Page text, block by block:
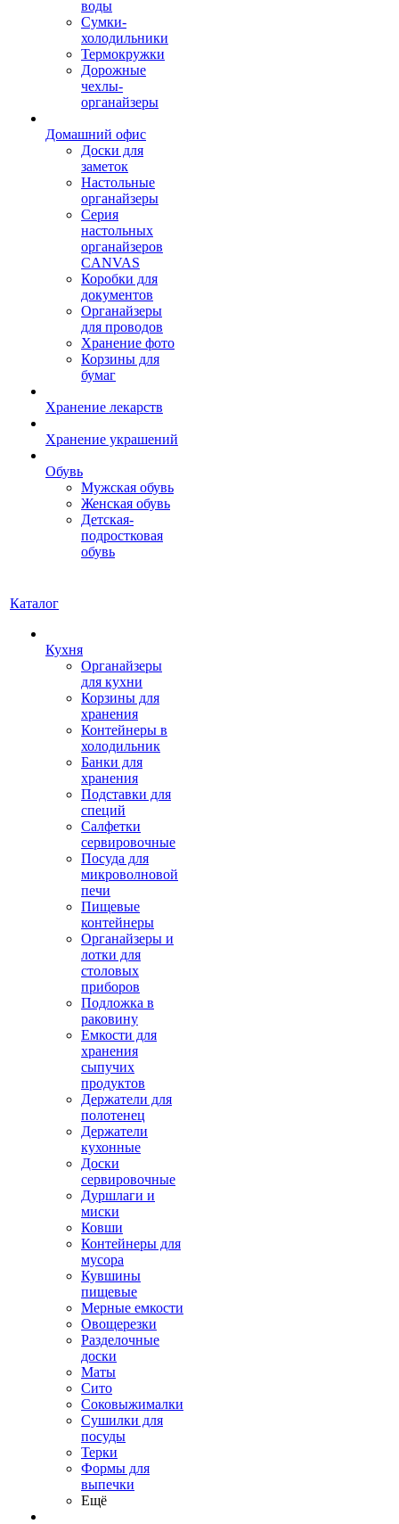
воды
Сумки-
холодильники
Термокружки
Дорожные
чехлы-
органайзеры
Домашний офис
Доски для
заметок
Настольные
органайзеры
Серия
настольных
органайзеров
CANVAS
Коробки для
документов
Органайзеры
для проводов
Хранение фото
Корзины для
бумаг
Хранение лекарств
Хранение украшений
Обувь
Мужская обувь
Женская обувь
Детская-
подростковая
обувь
Каталог
Кухня
Органайзеры
для кухни
Корзины для
хранения
Контейнеры в
холодильник
Банки для
хранения
Подставки для
специй
Салфетки
сервировочные
Посуда для
микроволновой
печи
Пищевые
контейнеры
Органайзеры и
лотки для
столовых
приборов
Подложка в
раковину
Емкости для
хранения
сыпучих
продуктов
Держатели для
полотенец
Держатели
кухонные
Доски
сервировочные
Дуршлаги и
миски
Ковши
Контейнеры для
мусора
Кувшины
пищевые
Мерные емкости
Овощерезки
Разделочные
доски
Маты
Сито
Соковыжималки
Сушилки для
посуды
Терки
Формы для
выпечки
Ещё